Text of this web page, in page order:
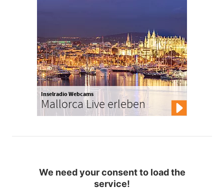
Inselradio Webcams
Mallorca Live erleben
We need your consent to load the
service!